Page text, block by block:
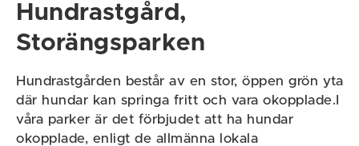
Hundrastgård,
Storängsparken
Hundrastgården består av en stor, öppen grön yta
där hundar kan springa fritt och vara okopplade.I
våra parker är det förbjudet att ha hundar
okopplade, enligt de allmänna lokala